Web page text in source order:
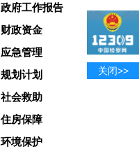
政府工作报告
财政资金
应急管理
规划计划
社会救助
住房保障
环境保护
关闭>>